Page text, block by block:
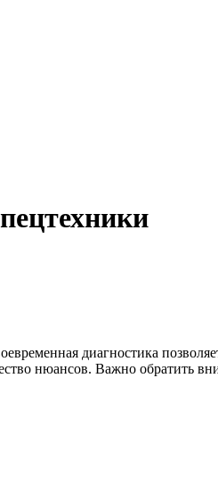
диагностика
нюансов. Важно обратить